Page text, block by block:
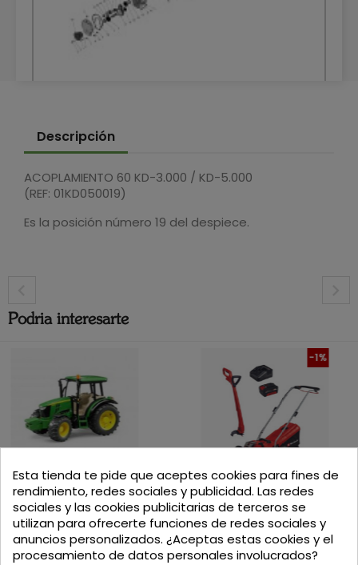
DESPIECE DEPRESOR HERTELL KD-4.000 540
DESPIECE DEPRESOR HERTELL KD-5.000 540
RPM
DESPIECES
Descripción
ACOPLAMIENTO 60 KD-3.000 / KD-5.000
(REF: 01KD050019)
Es la posición número 19 del despiece.
Podria interesarte
TRACTOR JOHN DEERE 5115M
Precio
29,90€
KIT DE MAQUINAS DE...
Precio base
199€Precio
197,95€
-1%
Esta tienda te pide que aceptes cookies para fines de
rendimiento, redes sociales y publicidad. Las redes
sociales y las cookies publicitarias de terceros se
utilizan para ofrecerte funciones de redes sociales y
anuncios personalizados. ¿Aceptas estas cookies y el
procesamiento de datos personales involucrados?